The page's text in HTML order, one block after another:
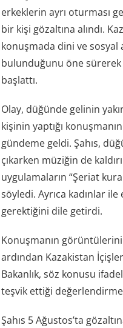
erkeklerin ayrı oturması
bir kişi gözaltına alındı.
konuşmada dini ve sosyal
bulunduğunu öne sürerek
başlattı.
Olay, düğünde gelinin
kişinin yaptığı
gündeme geldi. Şahıs,
çıkarken müziğin de
uygulamaların “Şeriat
söyledi. Ayrıca kadınlar
gerektiğini dile getirdi.
Konuşmanın
ardından Kazakistan
Bakanlık, söz konusu
teşvik ettiği
Şahıs 5 Ağustos’ta